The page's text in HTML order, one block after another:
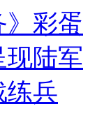
》彩蛋
现陆军
练兵